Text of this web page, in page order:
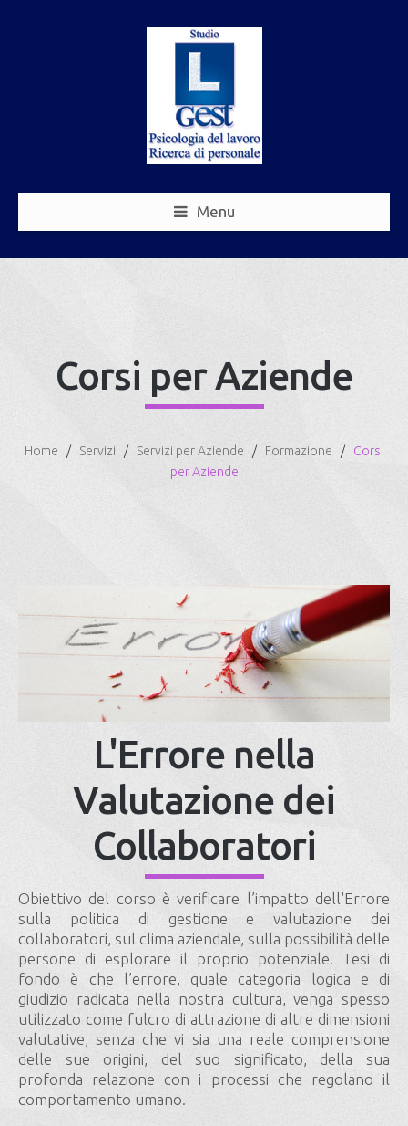
Menu
Corsi per Aziende
Home Servizi Servizi per Aziende Formazione
Corsi
per Aziende
L'Errore nella
Valutazione dei
Collaboratori
Obiettivo del corso è verificare l’impatto dell'Errore
sulla politica di gestione e valutazione dei
collaboratori, sul clima aziendale, sulla possibilità delle
persone di esplorare il proprio potenziale. Tesi di
fondo è che l’errore, quale categoria logica e di
giudizio radicata nella nostra cultura, venga spesso
utilizzato come fulcro di attrazione di altre dimensioni
valutative, senza che vi sia una reale comprensione
delle sue origini, del suo significato, della sua
profonda relazione con i processi che regolano il
comportamento umano.